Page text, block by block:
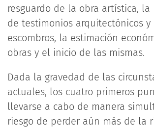
resguardo de la obra artística, la
de testimonios arquitectónicos
escombros, la estimación
obras y el inicio de las mismas.
Dada la gravedad de las
actuales, los cuatro primeros
llevarse a cabo de manera
riesgo de perder aún más de la